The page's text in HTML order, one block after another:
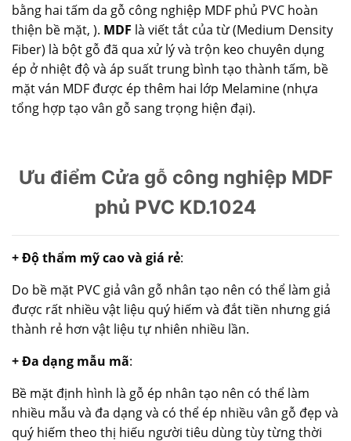
bằng hai tấm da gỗ công nghiệp MDF phủ PVC hoàn
thiện bề mặt, ). MDF là viết tắt của từ (Medium Density
Fiber) là bột gỗ đã qua xử lý và trộn keo chuyên dụng
ép ở nhiệt độ và áp suất trung bình tạo thành tấm, bề
mặt ván MDF được ép thêm hai lớp Melamine (nhựa
tổng hợp tạo vân gỗ sang trọng hiện đại).
Ưu điểm Cửa gỗ công nghiệp MDF
phủ PVC KD.1024
+ Độ thẩm mỹ cao và giá rẻ:
Do bề mặt PVC giả vân gỗ nhân tạo nên có thể làm giả
được rất nhiều vật liệu quý hiếm và đắt tiền nhưng giá
thành rẻ hơn vật liệu tự nhiên nhiều lần.
+ Đa dạng mẫu mã:
Bề mặt định hình là gỗ ép nhân tạo nên có thể làm
nhiều mẫu và đa dạng và có thể ép nhiều vân gỗ đẹp và
quý hiếm theo thị hiếu người tiêu dùng tùy từng thời